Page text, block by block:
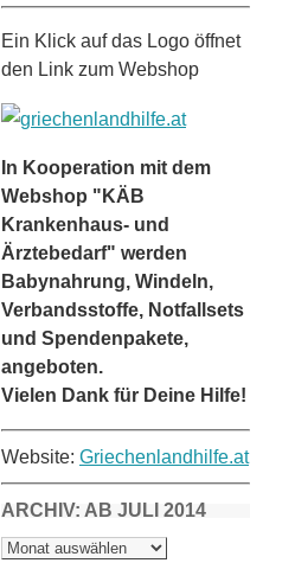
Ein Klick auf das Logo öffnet
den Link zum Webshop
In Kooperation mit dem
Webshop "KÄB
Krankenhaus- und
Ärztebedarf" werden
Babynahrung, Windeln,
Verbandsstoffe, Notfallsets
und Spendenpakete,
angeboten.
Vielen Dank für Deine Hilfe!
Website: Griechenlandhilfe.at
ARCHIV: AB JULI 2014
ARCHIV:
AB